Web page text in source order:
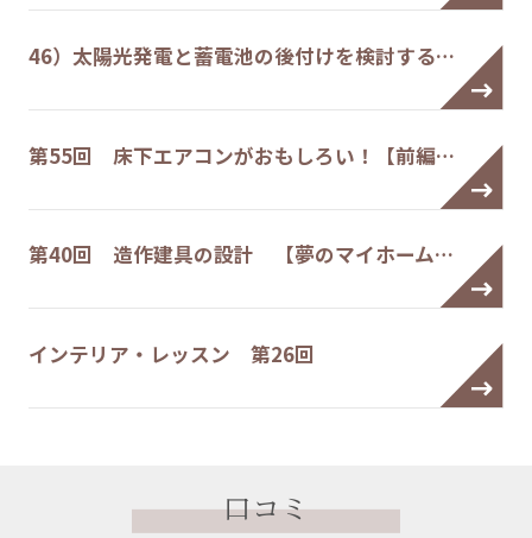
46）太陽光発電と蓄電池の後付けを検討する…
第55回 床下エアコンがおもしろい！【前編…
第40回 造作建具の設計 【夢のマイホーム…
インテリア・レッスン 第26回
口コミ